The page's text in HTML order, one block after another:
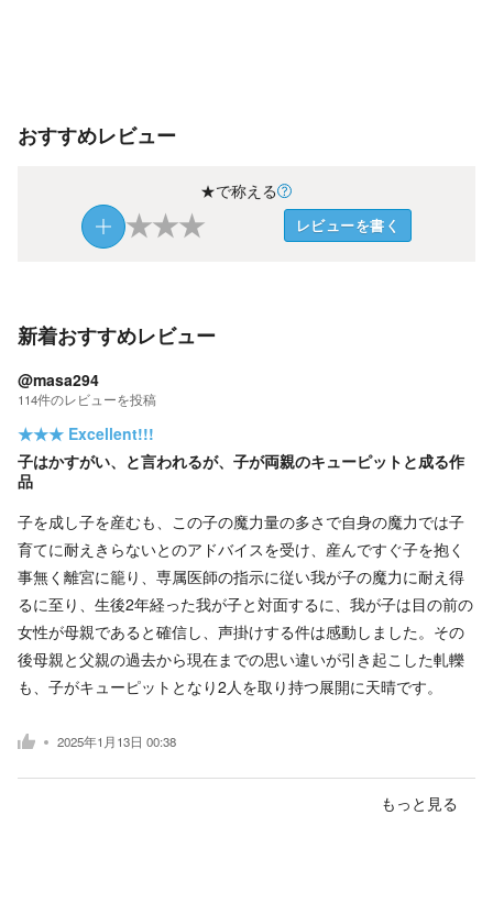
おすすめレビュー
★で称える
★★★ レビューを書く
新着おすすめレビュー
@masa294
114件のレビューを投稿
★★★ Excellent!!!
子はかすがい、と言われるが、子が両親のキューピットと成る作
品
子を成し子を産むも、この子の魔力量の多さで自身の魔力では子
育てに耐えきらないとのアドバイスを受け、産んですぐ子を抱く
事無く離宮に籠り、専属医師の指示に従い我が子の魔力に耐え得
るに至り、生後2年経った我が子と対面するに、我が子は目の前の
女性が母親であると確信し、声掛けする件は感動しました。その
後母親と父親の過去から現在までの思い違いが引き起こした軋轢
も、子がキューピットとなり2人を取り持つ展開に天晴です。
2025年1月13日 00:38
もっと見る